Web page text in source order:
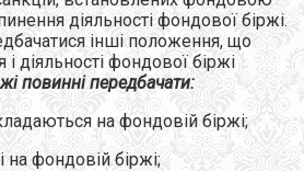
діяльності фондової біржі.
інші положення, що
діяльності фондової біржі
повинні передбачати:
на фондовій біржі;
на фондовій біржі;